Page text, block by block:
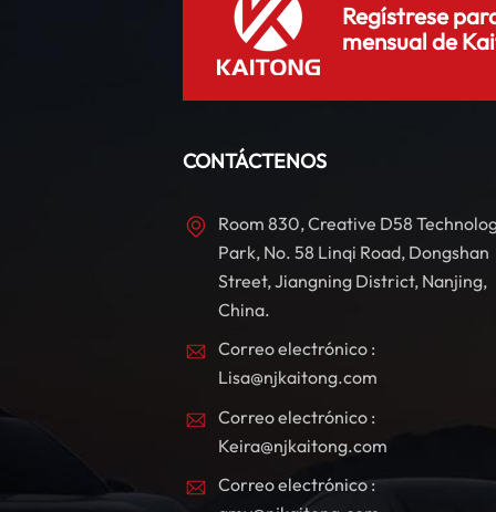
Regístrese
mensual de
CONTÁCTENOS
Room 830, Creative D58
Park, No. 58 Linqi Road, Dongshan
Street, Jiangning District, Nanjing,
China.
Correo electrónico :
Lisa@njkaitong.com
Correo electrónico :
Keira@njkaitong.com
Correo electrónico :